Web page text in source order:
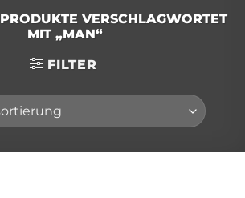
PRODUKTE VERSCHLAGWORTET
MIT „MAN“
FILTER